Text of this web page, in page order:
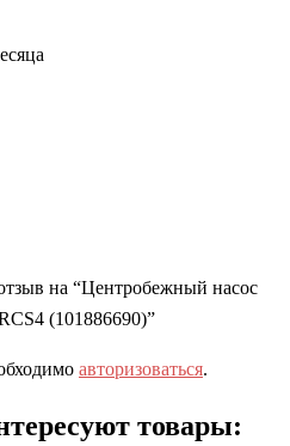
на “Центробежный насос
(101886690)”
авторизоваться.
товары: